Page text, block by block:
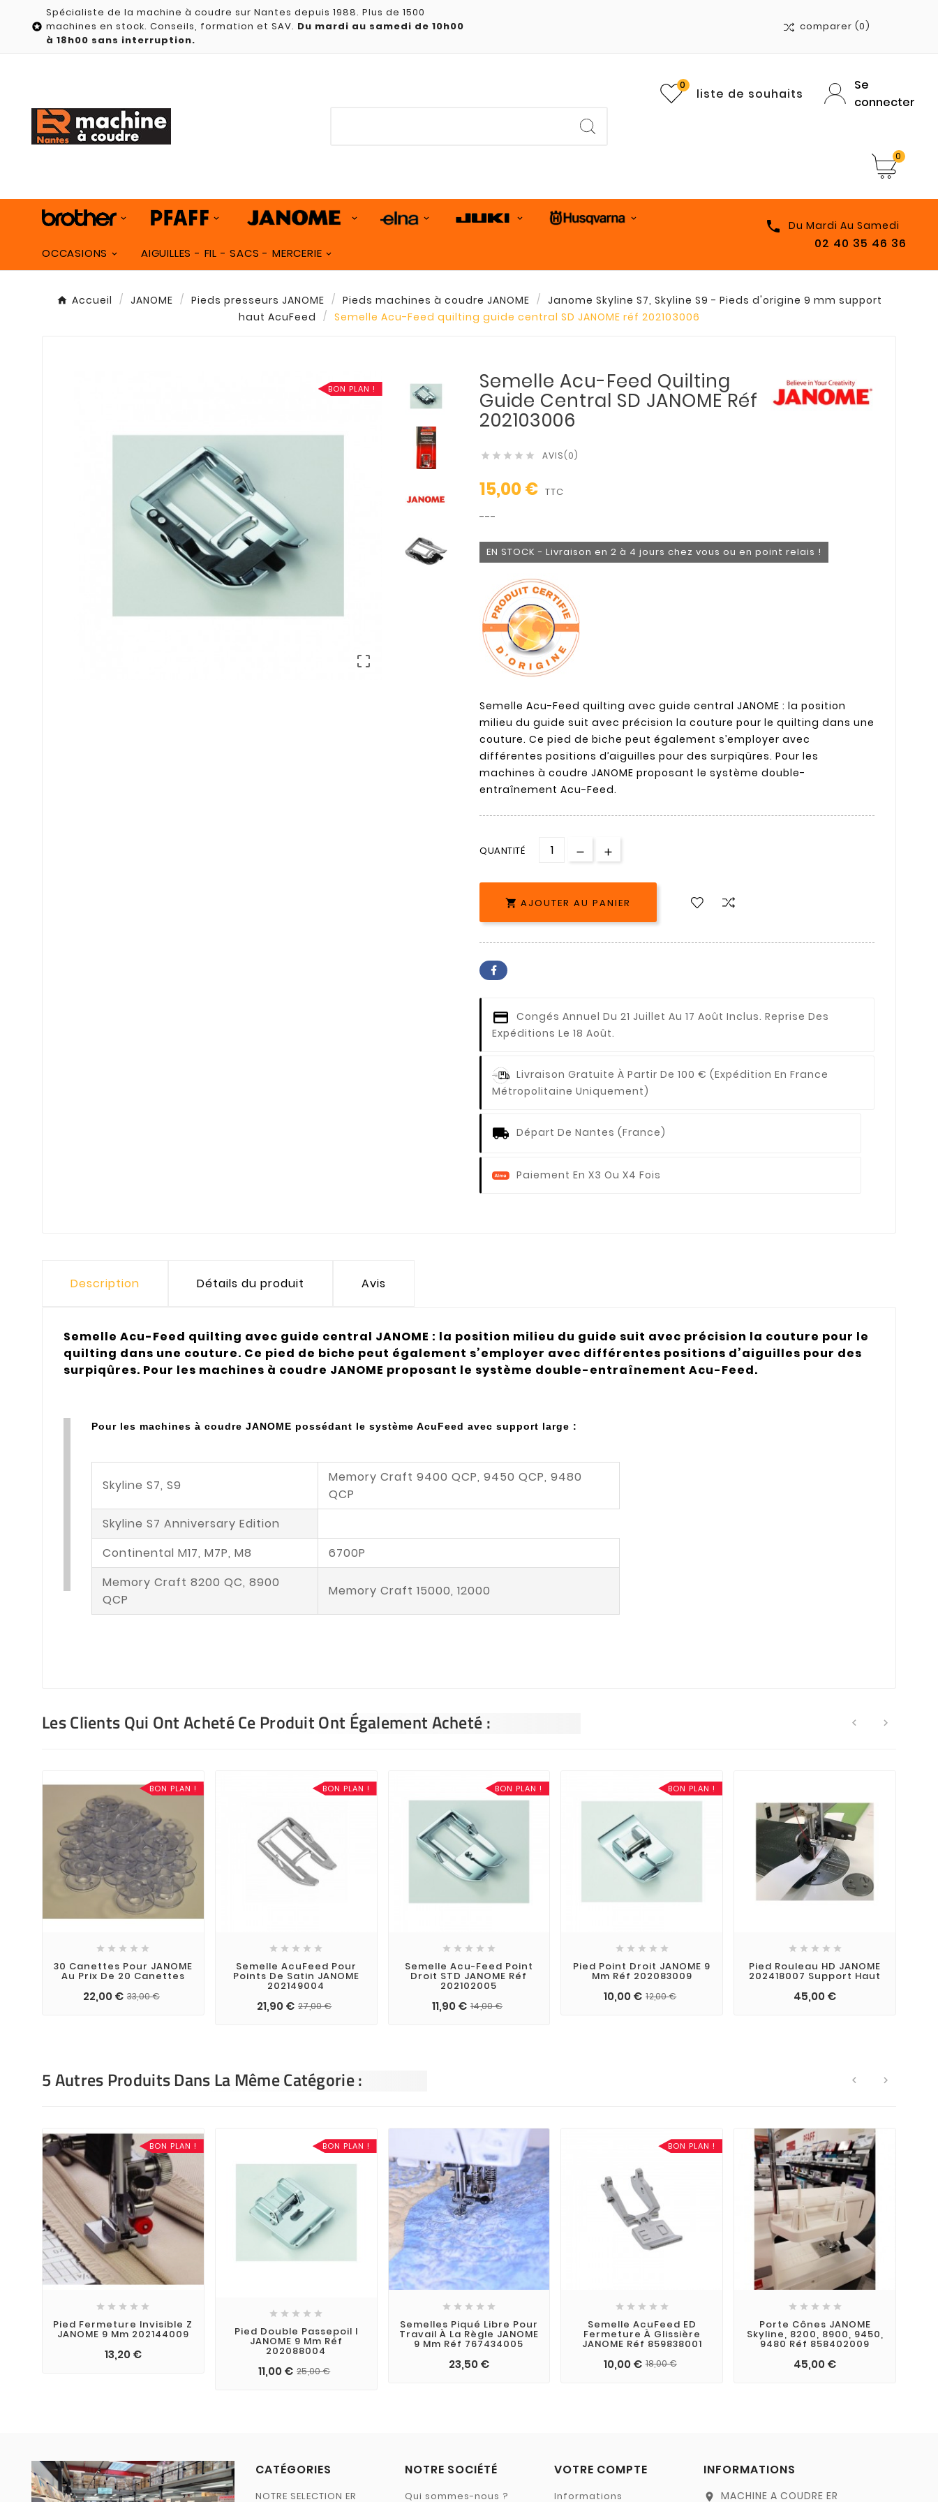

Spécialiste de la machine à coudre sur Nantes depuis 1988. Plus de 1500
machines en stock. Conseils, formation et SAV. Du mardi au samedi de 10h00
à 18h00 sans interruption.
comparer (0)
liste de souhaits
0
Se
connecter
0
OCCASIONS AIGUILLES - FIL - SACS - MERCERIE
 Du Mardi Au Samedi
02 40 35 46 36
Accueil JANOME Pieds presseurs JANOME Pieds machines à coudre JANOME
Janome Skyline S7, Skyline S9 - Pieds d'origine 9 mm support
haut AcuFeed
Semelle Acu-Feed quilting guide central SD JANOME réf 202103006
BON PLAN !

Semelle Acu-Feed Quilting
Guide Central SD JANOME Réf
202103006
     AVIS(0)
15,00 € TTC
---
EN STOCK - Livraison en 2 à 4 jours chez vous ou en point relais !
Semelle Acu-Feed quilting avec guide central JANOME : la position
milieu du guide suit avec précision la couture pour le quilting dans une
couture. Ce pied de biche peut également s’employer avec
différentes positions d’aiguilles pour des surpiqûres. Pour les
machines à coudre JANOME proposant le système double-
entraînement Acu-Feed.
QUANTITÉ
 AJOUTER AU PANIER
Congés Annuel Du 21 Juillet Au 17 Août Inclus. Reprise Des
Expéditions Le 18 Août.
Livraison Gratuite À Partir De 100 € (expédition En France
Métropolitaine Uniquement)
Départ De Nantes (France)
Paiement En X3 Ou X4 Fois
Description Détails du produit Avis
Semelle Acu-Feed quilting avec guide central JANOME : la position milieu du guide suit avec précision la couture pour le
quilting dans une couture. Ce pied de biche peut également s’employer avec différentes positions d’aiguilles pour des
surpiqûres. Pour les machines à coudre JANOME proposant le système double-entraînement Acu-Feed.
Pour les machines à coudre JANOME possédant le système AcuFeed avec support large :
Skyline S7, S9
Memory Craft 9400 QCP, 9450 QCP, 9480
QCP
Skyline S7 Anniversary Edition
Continental M17, M7P, M8
6700P
Memory Craft 8200 QC, 8900
QCP
Memory Craft 15000, 12000
Les Clients Qui Ont Acheté Ce Produit Ont Également Acheté :  
BON PLAN !
    
30 Canettes Pour JANOME
Au Prix De 20 Canettes
22,00 € 33,00 €
BON PLAN !
    
Semelle AcuFeed Pour
Points De Satin JANOME
202149004
21,90 € 27,00 €
BON PLAN !
    
Semelle Acu-Feed Point
Droit STD JANOME Réf
202102005
11,90 € 14,00 €
BON PLAN !
    
Pied Point Droit JANOME 9
Mm Réf 202083009
10,00 € 12,00 €
    
Pied Rouleau HD JANOME
202418007 Support Haut
45,00 €
5 Autres Produits Dans La Même Catégorie :  
BON PLAN !
    
Pied Fermeture Invisible Z
JANOME 9 Mm 202144009
13,20 €
BON PLAN !
    
Pied Double Passepoil I
JANOME 9 Mm Réf
202088004
11,00 € 25,00 €
    
Semelles Piqué Libre Pour
Travail À La Règle JANOME
9 Mm Réf 767434005
23,50 €
BON PLAN !
    
Semelle AcuFeed ED
Fermeture À Glissière
JANOME Réf 859838001
10,00 € 18,00 €
    
Porte Cônes JANOME
Skyline, 8200, 8900, 9450,
9480 Réf 858402009
45,00 €
CATÉGORIES
NOTRE SELECTION ER
NOTRE SOCIÉTÉ
Qui sommes-nous ?
VOTRE COMPTE
Informations
INFORMATIONS
location_on MACHINE A COUDRE ER